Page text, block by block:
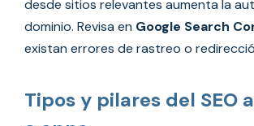
desde sitios relevantes aumenta la
dominio. Revisa en Google Search
existan errores de rastreo o
Tipos y pilares del SEO